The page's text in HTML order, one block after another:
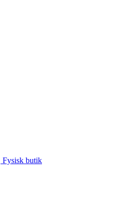
Fysisk butik